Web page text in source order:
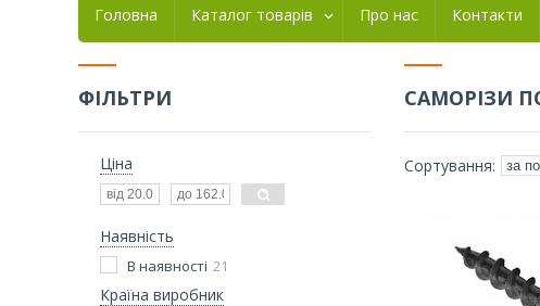
Головна Каталог товарів Про нас Контакти
САМОРІЗИ
ФІЛЬТРИ
Ціна
Наявність
В наявності 21
Країна виробник